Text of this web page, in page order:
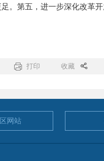
。第五，进一步深化改革
打印 收藏
网站